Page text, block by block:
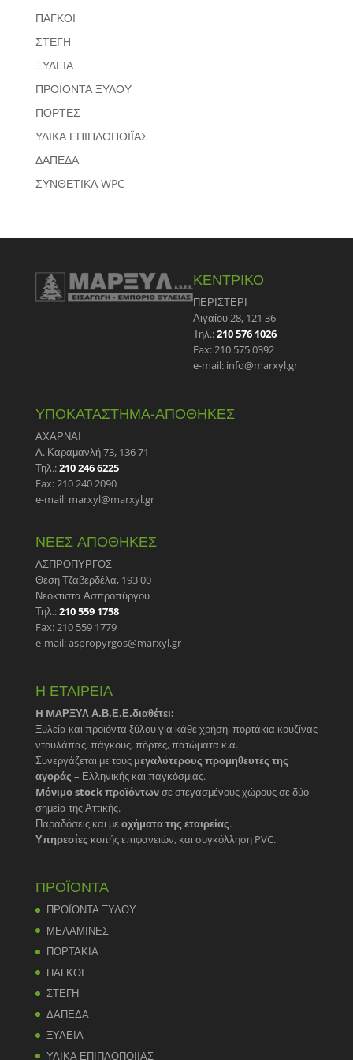
ΠΑΓΚΟΙ
ΣΤΕΓΗ
ΞΥΛΕΙΑ
ΠΡΟΪΟΝΤΑ ΞΥΛΟΥ
ΠΟΡΤΕΣ
ΥΛΙΚΑ ΕΠΙΠΛΟΠΟΙΪΑΣ
ΔΑΠΕΔΑ
ΣΥΝΘΕΤΙΚΑ WPC
ΚΕΝΤΡΙΚΟ
ΠΕΡΙΣΤΕΡΙ
Αιγαίου 28, 121 36
Τηλ.:210 576 1026
Fax: 210 575 0392
e-mail: info@marxyl.gr
ΥΠΟΚΑΤΑΣΤΗΜΑ-ΑΠΟΘΗΚΕΣ
ΑΧΑΡΝΑΙ
Λ. Καραμανλή 73, 136 71
Τηλ.:210 246 6225
Fax: 210 240 2090
e-mail: marxyl@marxyl.gr
ΝΕΕΣ ΑΠΟΘΗΚΕΣ
ΑΣΠΡΟΠΥΡΓΟΣ
Θέση Τζαβερδέλα, 193 00
Νεόκτιστα Ασπροπύργου
Τηλ.:210 559 1758
Fax: 210 559 1779
e-mail: aspropyrgos@marxyl.gr
Η ΕΤΑΙΡΕΙΑ
H MAΡΞΥΛ Α.Β.Ε.Ε.διαθέτει:
Ξυλεία και προϊόντα ξύλου για κάθε χρήση, πορτάκια κουζίνας
ντουλάπας, πάγκους, πόρτες, πατώματα κ.α.
Συνεργάζεται με τους μεγαλύτερους προμηθευτές της
αγοράς – Ελληνικής και παγκόσμιας.
Mόνιμο stock προϊόντωνσε στεγασμένους χώρους σε δύο
σημεία της Αττικής.
Παραδόσεις και μεοχήματα της εταιρείας.
Υπηρεσίες κοπής επιφανειών, και συγκόλληση PVC.
ΠΡΟΪΟΝΤΑ
ΠΡΟΪΟΝΤΑ ΞΥΛΟΥ
ΜΕΛΑΜΙΝΕΣ
ΠΟΡΤΑΚΙΑ
ΠΑΓΚΟΙ
ΣΤΕΓΗ
ΔΑΠΕΔΑ
ΞΥΛΕΙΑ
ΥΛΙΚΑ ΕΠΙΠΛΟΠΟΙΪΑΣ